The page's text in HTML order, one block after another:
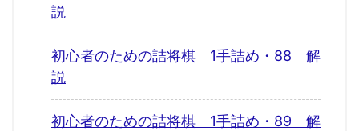
説
初心者のための詰将棋 1手詰め・88 解
説
初心者のための詰将棋 1手詰め・89 解